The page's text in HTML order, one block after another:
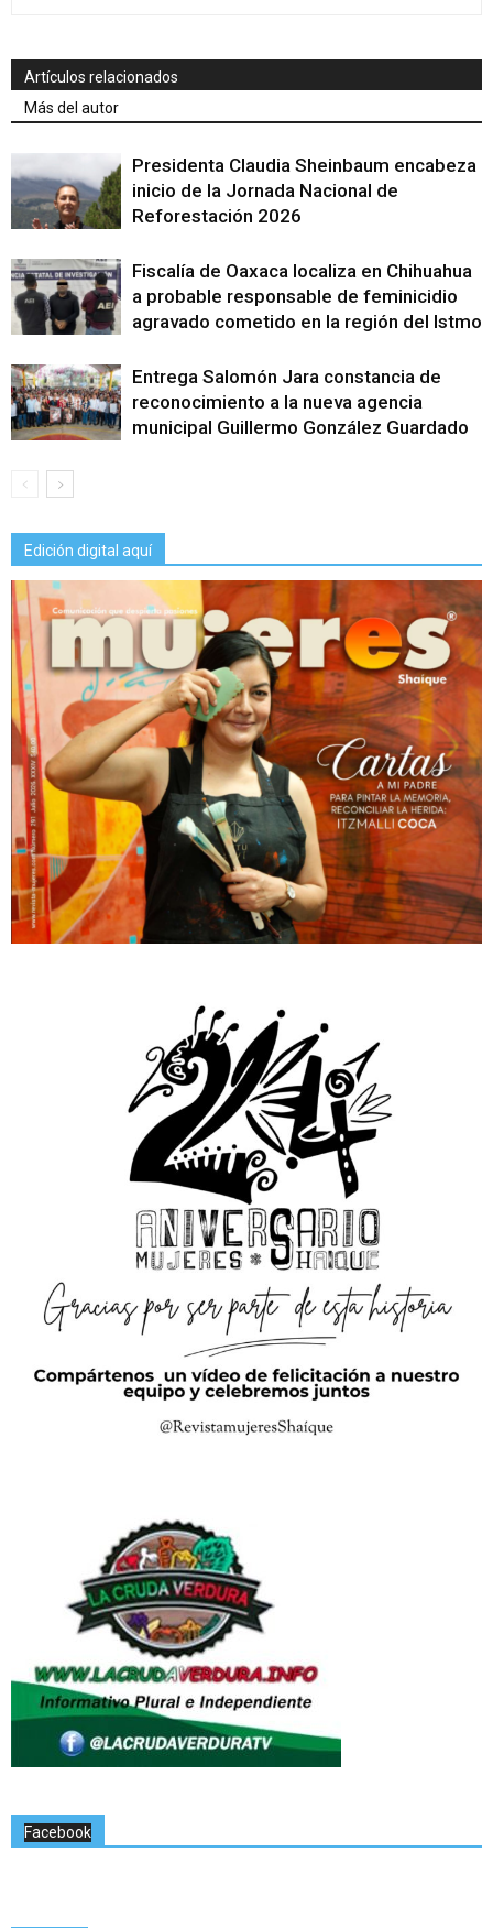
Artículos relacionados
Más del autor
Presidenta Claudia Sheinbaum encabeza
inicio de la Jornada Nacional de
Reforestación 2026
Fiscalía de Oaxaca localiza en Chihuahua
a probable responsable de feminicidio
agravado cometido en la región del Istmo
Entrega Salomón Jara constancia de
reconocimiento a la nueva agencia
municipal Guillermo González Guardado
Edición digital aquí
Facebook